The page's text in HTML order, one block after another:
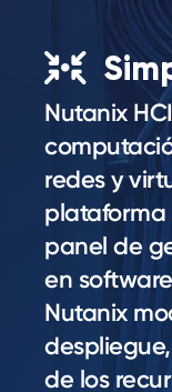
Nutanix
redes y
plataforma
panel de
en
Nutanix
de los